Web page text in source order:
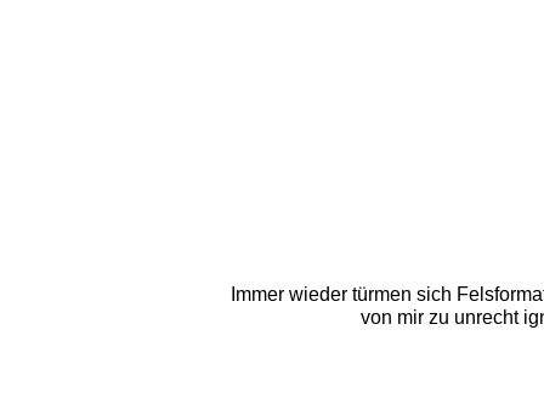
Immer wieder türmen sich
von mir zu unrecht